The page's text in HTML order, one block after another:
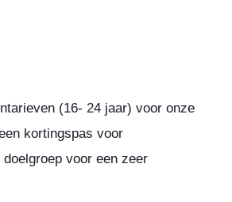
(16- 24 jaar) voor onze
kortingspas voor
voor een zeer